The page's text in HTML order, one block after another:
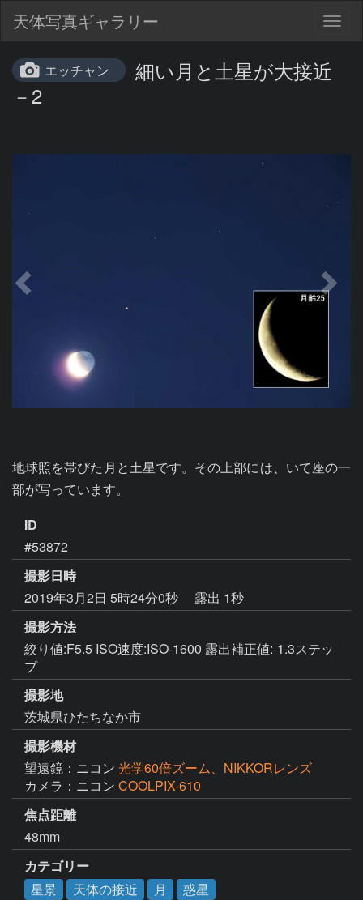
天体写真ギャラリー
エッチャン
細い月と土星が大接近
－2
地球照を帯びた月と土星です。その上部には、いて座の一
部が写っています。
ID
#53872
撮影日時
2019年3月2日 5時24分0秒
露出 1秒
撮影方法
絞り値:F5.5 ISO速度:ISO-1600 露出補正値:-1.3ステッ
プ
撮影地
茨城県ひたちなか市
撮影機材
望遠鏡：ニコン 光学60倍ズーム、NIKKORレンズ
カメラ：ニコン COOLPIX-610
焦点距離
48mm
カテゴリー
星景
天体の接近 月
惑星